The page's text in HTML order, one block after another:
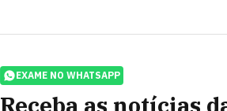
EXAME NO WHATSAPP
Receba as notícias